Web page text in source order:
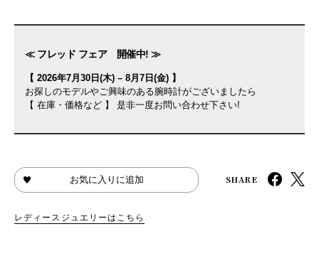
≪ フレッド フェア 開催中! ≫
【 2026年7月30日(木) – 8月7日(金) 】
お探しのモデルやご興味のある腕時計がございましたら
【 在庫・価格など 】 是非一度お問い合わせ下さい!
お気に入りに追加 SHARE
レディースジュエリーはこちら